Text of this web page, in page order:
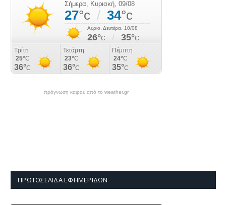
πρόγνωση καιρού από το weather.gr
ΠΡΩΤΟΣΈΛΙΔΑ ΕΦΗΜΕΡΊΔΩΝ